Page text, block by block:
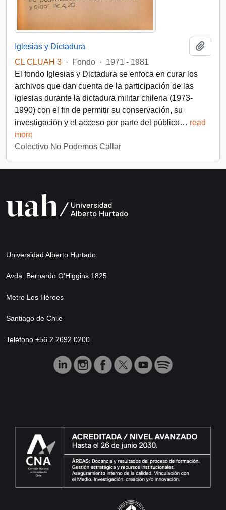
Iglesias y Dictadura
CL CLUAH 3 · Fondo · 1971 - 1981
El fondo Iglesias y Dictadura se enfoca en curar los
archivos que dan cuenta de la participación de las
iglesias durante la dictadura militar chilena (1973-
1990) con el fin de permitir su conservación, su
investigación y el acceso por parte del público… read
more
Colectivo No Podemos Callar
Universidad Alberto Hurtado
Avda. Bernardo O’Higgins 1825
Metro Los Héroes
Santiago de Chile
Teléfono +56 2 2692 0200